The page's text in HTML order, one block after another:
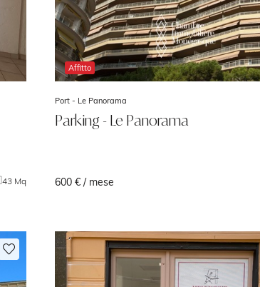
43 Mq
Affitto
Port - Le Panorama
Parking - Le Panorama
600 € / mese